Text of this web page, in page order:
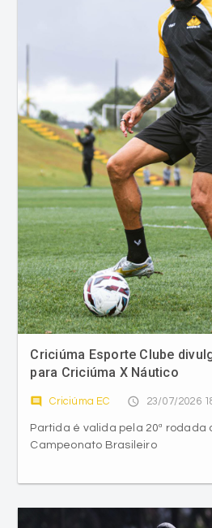
Criciúma Esporte Clube
para Criciúma X Náutico
comment Criciúma EC access_time 23/07/2026
Partida é valida pela 20ª rodada
Campeonato Brasileiro